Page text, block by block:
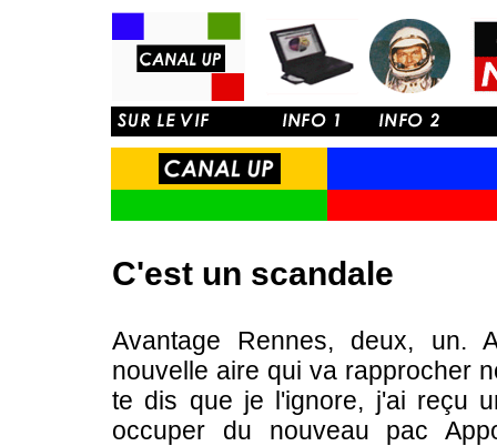
C'est un scandale
Avantage Rennes, deux, un.
nouvelle aire qui va rapprocher
te dis que je l'ignore, j'ai reçu
occuper du nouveau pac